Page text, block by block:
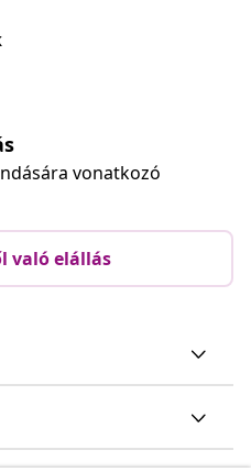
vonatkozó
való elállás